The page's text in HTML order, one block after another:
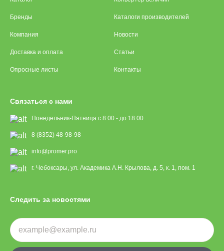
Бренды
Компания
Доставка и оплата
Опросные листы
Каталоги производителей
Новости
Статьи
Контакты
Связаться с нами
Понедельник-Пятница с 8:00 - до 18:00
8 (8352) 48-98-98
info@promer.pro
г. Чебоксары, ул. Академика А.Н. Крылова, д. 5, к. 1, пом. 1
Следить за новостями